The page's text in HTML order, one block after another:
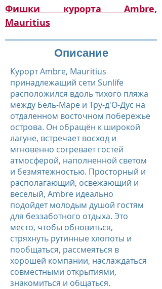
Фишки курорта Ambre,
Mauritius
Описание
Курорт Ambre, Mauritius
принадлежащий сети Sunlife
расположился вдоль тихого пляжа
между Бель-Маре и Тру-д'О-Дус на
отдаленном восточном побережье
острова. Он обращён к широкой
лагуне, встречает восход и
мгновенно согревает гостей
атмосферой, наполненной светом
и безмятежностью. Просторный и
располагающий, освежающий и
веселый, Ambre идеально
подойдет молодым душой гостям
для беззаботного отдыха. Это
место, чтобы обновиться,
стряхнуть рутинные хлопоты и
пообщаться, рассмеяться в
хорошей компании, наслаждаться
совместными открытиями,
знакомиться и общаться.